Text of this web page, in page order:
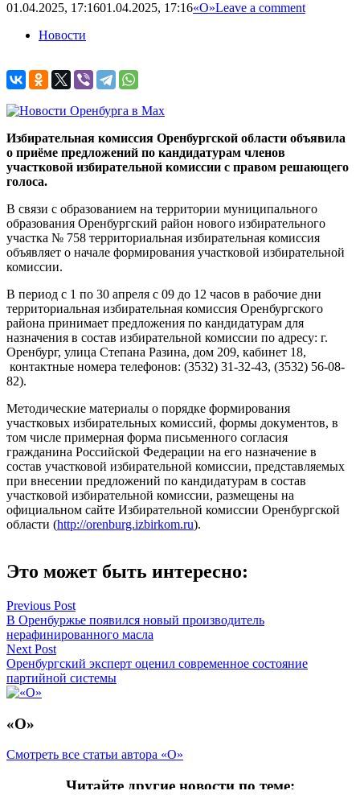
01.04.2025, 17:1601.04.2025, 17:16«О»Leave a comment
Новости
Избирательная комиссия Оренбургской области объявила
о приёме предложений по кандидатурам членов
участковой избирательной комиссии с правом решающего
голоса.
В связи с образованием на территории муниципального
образования Оренбургский район нового избирательного
участка № 758 территориальная избирательная комиссия
объявляет о начале формирования участковой избирательной
комиссии.
В период с 1 по 30 апреля с 09 до 12 часов в рабочие дни
территориальная избирательная комиссия Оренбургского
района принимает предложения по кандидатурам для
назначения в состав избирательной комиссии по адресу: г.
Оренбург, улица Степана Разина, дом 209, кабинет 18,
контактные номера телефонов: (3532) 31-32-43, (3532) 56-08-
82).
Методические материалы о порядке формирования
участковых избирательных комиссий, формы документов, в
том числе примерная форма письменного согласия
гражданина Российской Федерации на его назначение в
состав участковой избирательной комиссии, представляемых
при внесении предложений по кандидатурам в состав
участковой избирательной комиссии, размещены на
официальном сайте Избирательной комиссии Оренбургской
области (http://orenburg.izbirkom.ru).
Это может быть интересно:
Навигация
по
записям
Previous Post
В Оренбуржье появился новый производитель
нерафинированного масла
Next Post
Оренбургский эксперт оценил современное состояние
партийной системы
«О»
Смотреть все статьи автора «О»
Читайте другие новости по теме: